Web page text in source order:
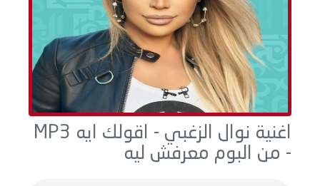
اغنية نوال الزغبي - اقولك ايه MP3
- من البوم معرفش ليه